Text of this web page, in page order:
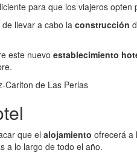
para que los viajeros opten
llevar a cabo la construcción
este nuevo establecimiento
que el alojamiento ofrecerá a
a lo largo de todo el año.